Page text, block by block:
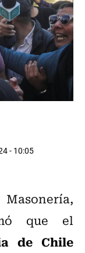
- 10:05
que el
de Chile